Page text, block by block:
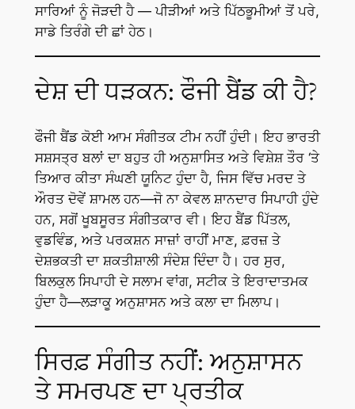
ਸਾਰਿਆਂ ਨੂੰ ਜੋੜਦੀ ਹੈ — ਪੀੜੀਆਂ ਅਤੇ ਪਿੱਠਭੂਮੀਆਂ ਤੋਂ ਪਰੇ,
ਸਾਡੇ ਤਿਰੰਗੇ ਦੀ ਛਾਂ ਹੇਠ।
ਦੇਸ਼ ਦੀ ਧੜਕਨ: ਫੌਜੀ ਬੈਂਡ ਕੀ ਹੈ?
ਫੌਜੀ ਬੈਂਡ ਕੋਈ ਆਮ ਸੰਗੀਤਕ ਟੀਮ ਨਹੀਂ ਹੁੰਦੀ। ਇਹ ਭਾਰਤੀ
ਸਸ਼ਸਤ੍ਰ ਬਲਾਂ ਦਾ ਬਹੁਤ ਹੀ ਅਨੁਸ਼ਾਸਿਤ ਅਤੇ ਵਿਸ਼ੇਸ਼ ਤੌਰ ‘ਤੇ
ਤਿਆਰ ਕੀਤਾ ਸੰਘਣੀ ਯੂਨਿਟ ਹੁੰਦਾ ਹੈ, ਜਿਸ ਵਿੱਚ ਮਰਦ ਤੇ
ਔਰਤ ਦੋਵੇਂ ਸ਼ਾਮਲ ਹਨ—ਜੋ ਨਾ ਕੇਵਲ ਸ਼ਾਨਦਾਰ ਸਿਪਾਹੀ ਹੁੰਦੇ
ਹਨ, ਸਗੋਂ ਖੂਬਸੂਰਤ ਸੰਗੀਤਕਾਰ ਵੀ। ਇਹ ਬੈਂਡ ਪਿੱਤਲ,
ਵੁਡਵਿੰਡ, ਅਤੇ ਪਰਕਸ਼ਨ ਸਾਜ਼ਾਂ ਰਾਹੀਂ ਮਾਣ, ਫ਼ਰਜ਼ ਤੇ
ਦੇਸ਼ਭਕਤੀ ਦਾ ਸ਼ਕਤੀਸ਼ਾਲੀ ਸੰਦੇਸ਼ ਦਿੰਦਾ ਹੈ। ਹਰ ਸੁਰ,
ਬਿਲਕੁਲ ਸਿਪਾਹੀ ਦੇ ਸਲਾਮ ਵਾਂਗ, ਸਟੀਕ ਤੇ ਇਰਾਦਾਤਮਕ
ਹੁੰਦਾ ਹੈ—ਲੜਾਕੂ ਅਨੁਸ਼ਾਸਨ ਅਤੇ ਕਲਾ ਦਾ ਮਿਲਾਪ।
ਸਿਰਫ਼ ਸੰਗੀਤ ਨਹੀਂ: ਅਨੁਸ਼ਾਸਨ
ਤੇ ਸਮਰਪਣ ਦਾ ਪ੍ਰਤੀਕ